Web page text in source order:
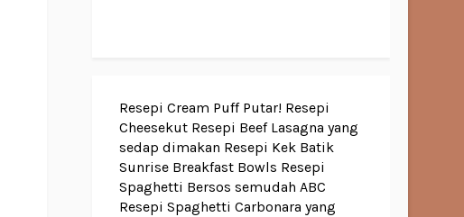
Resepi Cream Puff Putar! Resepi
Cheesekut Resepi Beef Lasagna yang
sedap dimakan Resepi Kek Batik
Sunrise Breakfast Bowls Resepi
Spaghetti Bersos semudah ABC
Resepi Spaghetti Carbonara yang